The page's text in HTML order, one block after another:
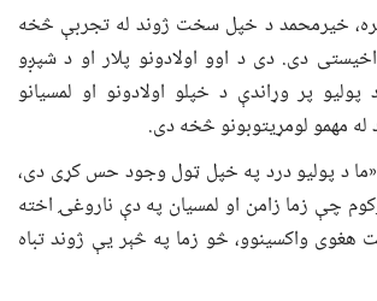
خیرمحمد د خپل سخت ژوند له تجربې څخه
دی. دی د اوو اولادونو پلار او د شپږو
پر وړاندې د خپلو اولادونو او لمسیانو
مهمو لومړیتوبونو څخه دی.
«ما د پولیو درد په خپل ټول وجود حس کړی دی،
چې زما زامن او لمسیان په دې ناروغۍ اخته
واکسینوو، څو زما په څېر یې ژوند تباه